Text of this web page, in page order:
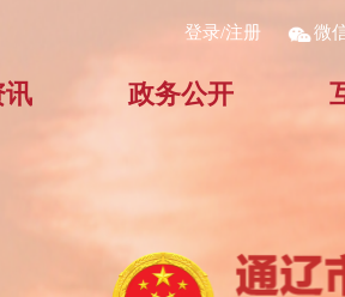
登录/注册 微
讯 政务公开